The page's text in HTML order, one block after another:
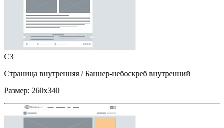
C3
Страница внутренняя / Баннер-небоскреб внутренний
Размер: 260x340